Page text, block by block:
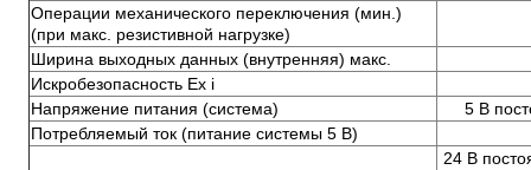
Операции механического переключения (мин.)
(при макс. резистивной нагрузке)
Ширина выходных данных (внутренняя) макс.
Искробезопасность Ex i
Напряжение питания (система)
5 В
Потребляемый ток (питание системы 5 В)
24 В